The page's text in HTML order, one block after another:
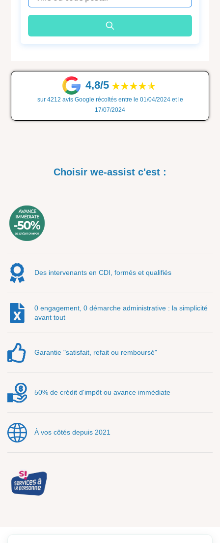
4,8/5
sur 4212 avis Google récoltés entre le 01/04/2024 et le
17/07/2024
Choisir we-assist c'est :
Des intervenants en CDI, formés et qualifiés
0 engagement, 0 démarche administrative : la simplicité
avant tout
Garantie "satisfait, refait ou remboursé"
50% de crédit d'impôt ou avance immédiate
À vos côtés depuis 2021